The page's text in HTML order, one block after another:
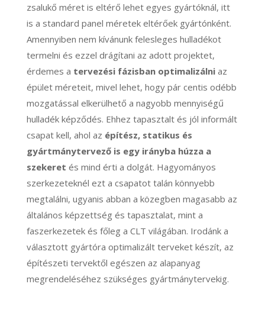
zsalukő méret is eltérő lehet egyes gyártóknál, itt
is a standard panel méretek eltérőek gyártónként.
Amennyiben nem kívánunk felesleges hulladékot
termelni és ezzel drágítani az adott projektet,
érdemes a tervezési fázisban optimalizálniaz
épület méreteit, mivel lehet, hogy pár centis odébb
mozgatással elkerülhető a nagyobb mennyiségű
hulladék képződés. Ehhez tapasztalt és jól informált
csapat kell, ahol az építész, statikus és
gyártmánytervező is egy irányba húzza a
szekeret és mind érti a dolgát. Hagyományos
szerkezeteknél ezt a csapatot talán könnyebb
megtalálni, ugyanis abban a közegben magasabb az
általános képzettség és tapasztalat, mint a
faszerkezetek és főleg a CLT világában. Irodánk a
választott gyártóra optimalizált terveket készít, az
építészeti tervektől egészen az alapanyag
megrendeléséhez szükséges gyártmánytervekig.